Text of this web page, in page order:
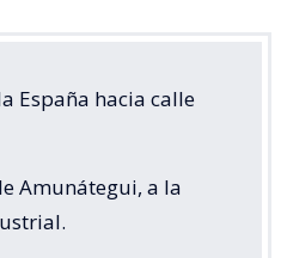
España hacia calle
Amunátegui, a la